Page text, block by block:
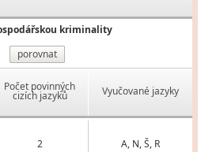
kriminality
porovnat
Počet povinných
cizích jazyků Vyučované jazyky
2 A, N, Š, R